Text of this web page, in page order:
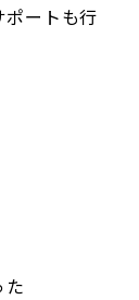
ートも行
た